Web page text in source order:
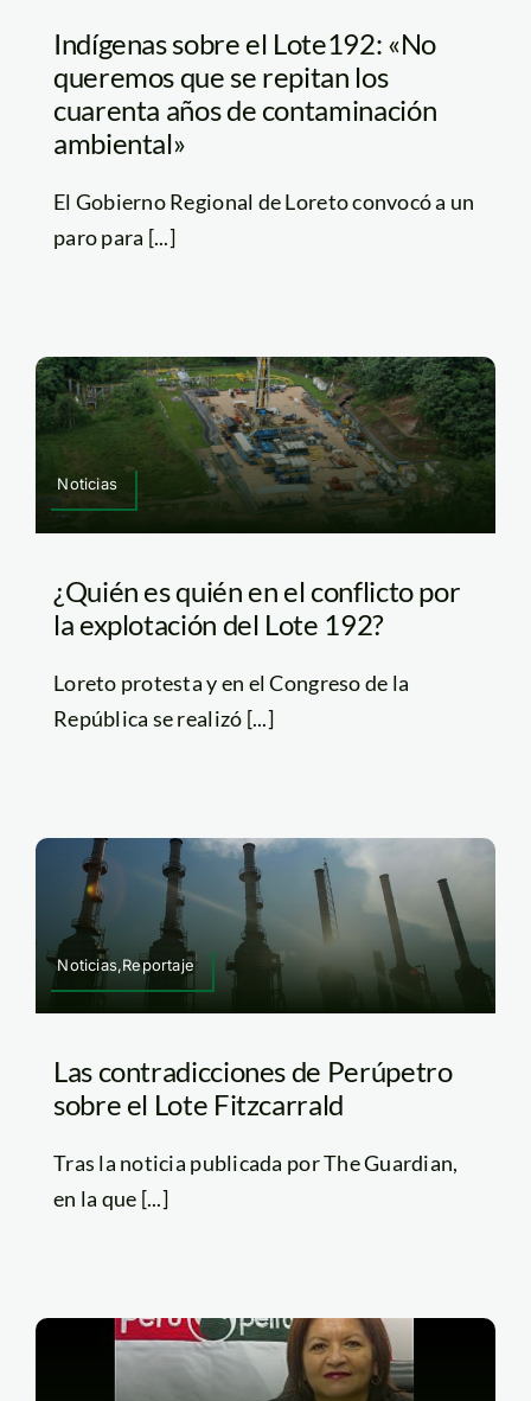
Indígenas sobre el Lote192: «No
queremos que se repitan los
cuarenta años de contaminación
ambiental»
El Gobierno Regional de Loreto convocó a un
paro para [...]
Noticias
¿Quién es quién en el conflicto por
la explotación del Lote 192?
Loreto protesta y en el Congreso de la
República se realizó [...]
Noticias,Reportaje
Las contradicciones de Perúpetro
sobre el Lote Fitzcarrald
Tras la noticia publicada por The Guardian,
en la que [...]